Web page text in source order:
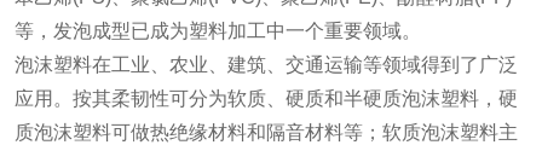
等，发泡成型已成为塑料加工中一个重要领域。
泡沫塑料在工业、农业、建筑、交通运输等领域得到了广泛
应用。按其柔韧性可分为软质、硬质和半硬质泡沫塑料，硬
质泡沫塑料可做热绝缘材料和隔音材料等；软质泡沫塑料主